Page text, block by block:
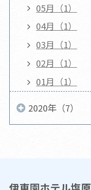
05月（1）
04月（1）
03月（1）
02月（1）
01月（1）
2020年（7）